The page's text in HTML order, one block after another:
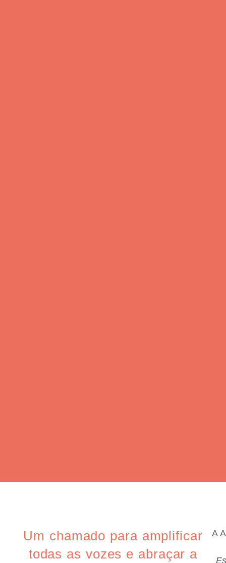
A
Um chamado para amplificar
todas as vozes e abraçar a